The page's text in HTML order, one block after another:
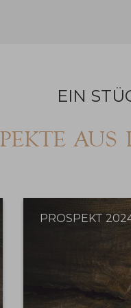
EIN
PROSPEKT